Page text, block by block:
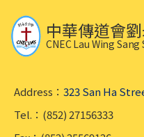
中華傳道會
CNEC Lau Wing
Address： 323 San Ha
Tel.：(852) 27156333